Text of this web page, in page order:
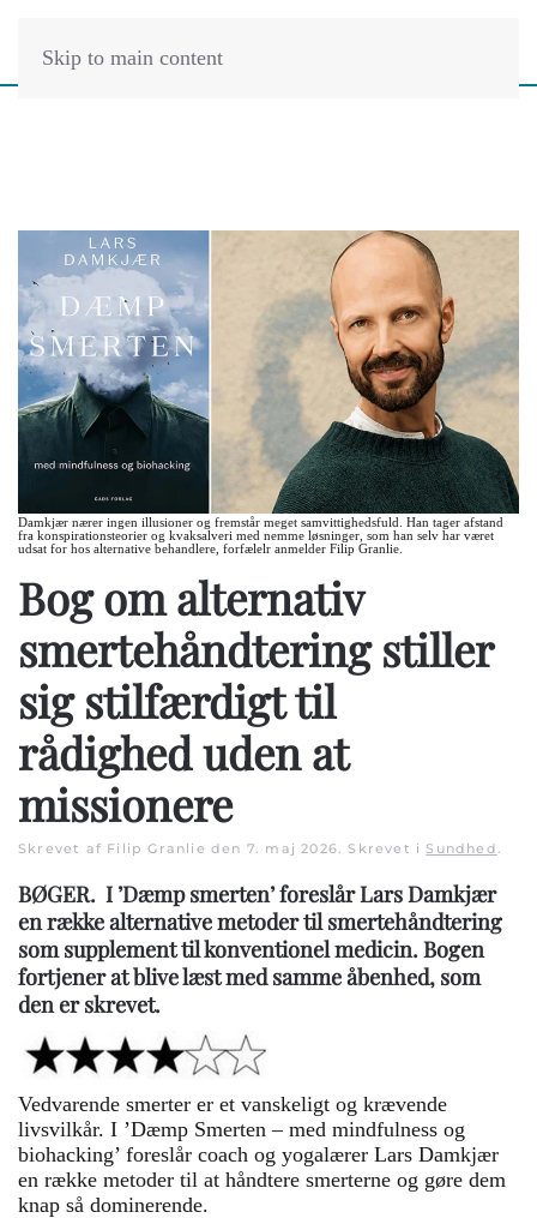
Skip to main content
Damkjær nærer ingen illusioner og fremstår meget samvittighedsfuld. Han tager afstand
fra konspirationsteorier og kvaksalveri med nemme løsninger, som han selv har været
udsat for hos alternative behandlere, forfælelr anmelder Filip Granlie.
Bog om alternativ
smertehåndtering stiller
sig stilfærdigt til
rådighed uden at
missionere
Skrevet af Filip Granlie den 7. maj 2026 . Skrevet i Sundhed
BØGER. I ’Dæmp smerten’ foreslår Lars Damkjær
en række alternative metoder til smertehåndtering
som supplement til konventionel medicin. Bogen
fortjener at blive læst med samme åbenhed, som
den er skrevet.
Vedvarende smerter er et vanskeligt og krævende
livsvilkår. I ’Dæmp Smerten – med mindfulness og
biohacking’ foreslår coach og yogalærer Lars Damkjær
en række metoder til at håndtere smerterne og gøre dem
knap så dominerende.